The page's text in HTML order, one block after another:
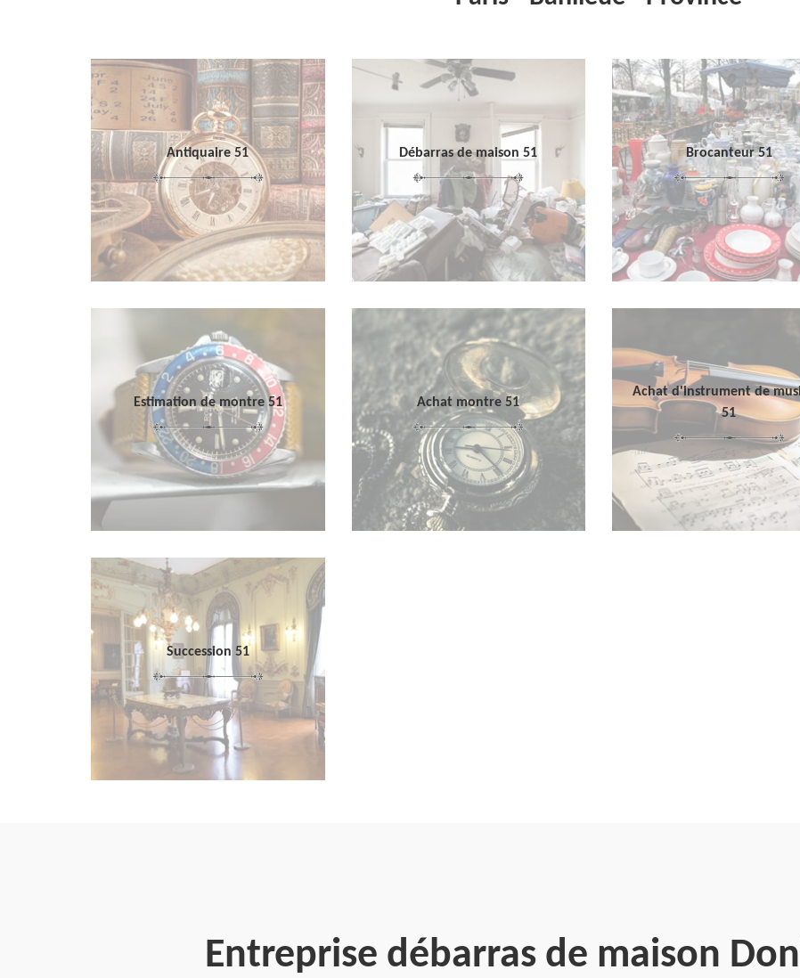
Antiquaire 51 Débarras de maison 51 Brocanteur 51
Estimation de montre 51 Achat montre 51
Achat d'instrument de
51
Succession 51
Entreprise débarras de maison